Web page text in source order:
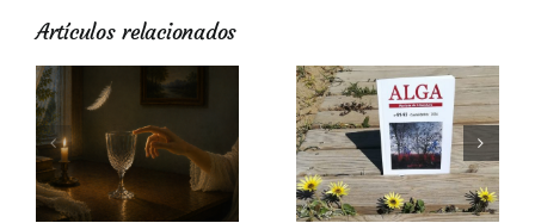
Artículos relacionados
REVISTA DE
LITERATURA ALGA,
NÚMERO DOBLE 91-92
Goya Gutiérrez